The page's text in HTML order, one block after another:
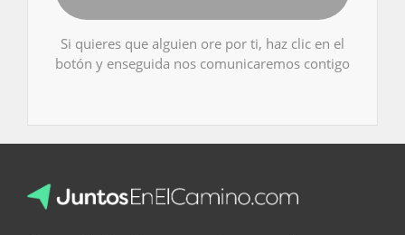
Si quieres que alguien ore por ti, haz clic en el
botón y enseguida nos comunicaremos contigo